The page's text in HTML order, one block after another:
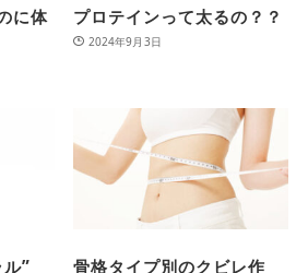
に体
プロテインって太るの？？
2024年9月3日
”
骨格タイプ別のクビレ作